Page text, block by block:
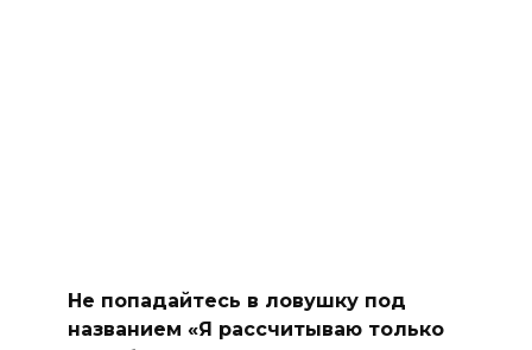
Не попадайтесь в ловушку под
названием «Я рассчитываю только